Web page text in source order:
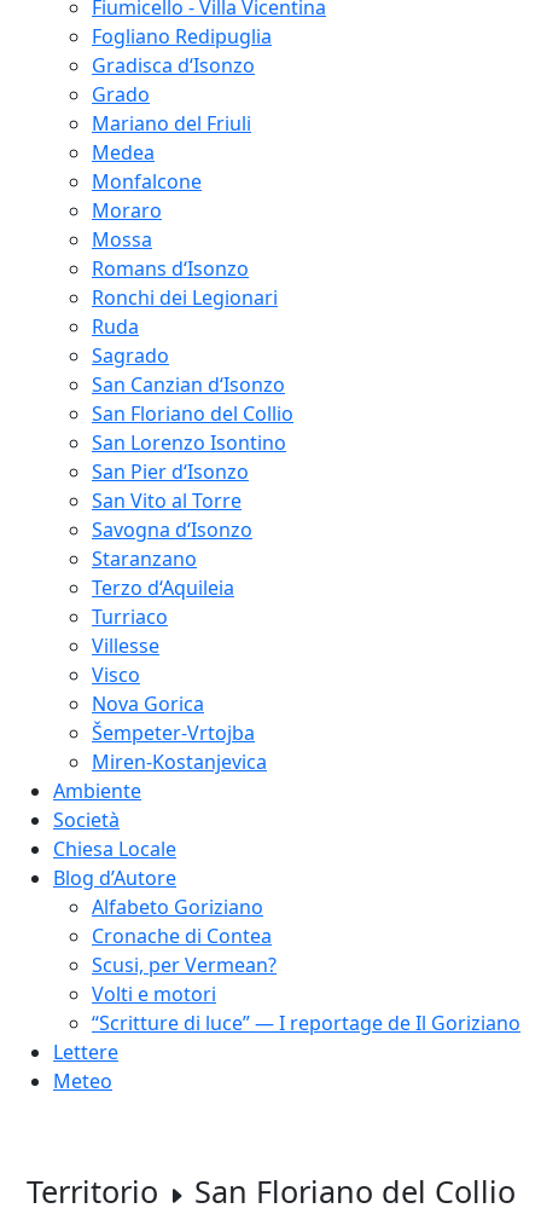
Fiumicello - Villa Vicentina
Fogliano Redipuglia
Gradisca d‘Isonzo
Grado
Mariano del Friuli
Medea
Monfalcone
Moraro
Mossa
Romans d‘Isonzo
Ronchi dei Legionari
Ruda
Sagrado
San Canzian d‘Isonzo
San Floriano del Collio
San Lorenzo Isontino
San Pier d‘Isonzo
San Vito al Torre
Savogna d‘Isonzo
Staranzano
Terzo d‘Aquileia
Turriaco
Villesse
Visco
Nova Gorica
Šempeter-Vrtojba
Miren-Kostanjevica
Ambiente
Società
Chiesa Locale
Blog d’Autore
Alfabeto Goriziano
Cronache di Contea
Scusi, per Vermean?
Volti e motori
“Scritture di luce” — I reportage de Il Goriziano
Lettere
Meteo
Territorio San Floriano del Collio